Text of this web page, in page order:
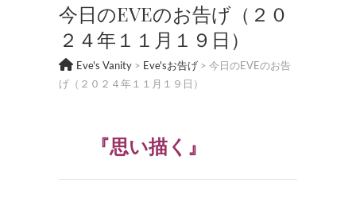
今日のEVEのお告げ（２０
２４年１１月１９日）
Eve's Vanity > Eve'sお告げ > 今日のEVEのお告
げ（２０２４年１１月１９日）
『思い描く』